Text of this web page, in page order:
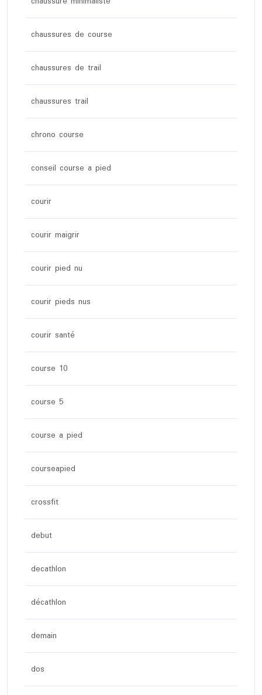
chaussures de course
chaussures de trail
chaussures trail
chrono course
conseil course a pied
courir
courir maigrir
courir pied nu
courir pieds nus
courir santé
course 10
course 5
course a pied
courseapied
crossfit
debut
decathlon
décathlon
demain
dos